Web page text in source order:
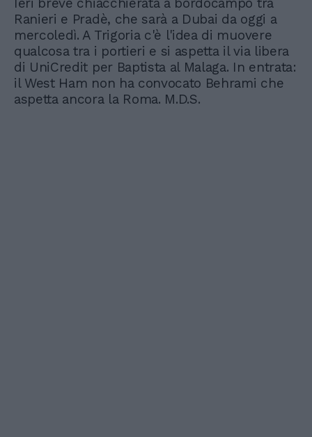
Ieri breve chiacchierata a bordocampo tra
Ranieri e Pradè, che sarà a Dubai da oggi a
mercoledì. A Trigoria c'è l'idea di muovere
qualcosa tra i portieri e si aspetta il via libera
di UniCredit per Baptista al Malaga. In entrata:
il West Ham non ha convocato Behrami che
aspetta ancora la Roma. M.D.S.